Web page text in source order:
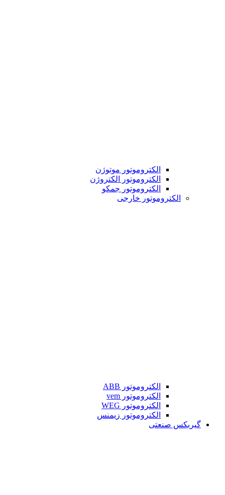
الکتروموتور موتوژن
الکتروموتور الکتروژن
الکتروموتور جمکو
الکتروموتور خارجی
الکتروموتور ABB
الکتروموتور vem
الکتروموتور WEG
الکتروموتور زیمنس
گیربکس صنعتی